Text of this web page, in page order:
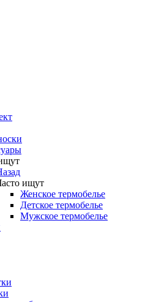
ищут
Женское термобелье
Детское термобелье
Мужское термобелье